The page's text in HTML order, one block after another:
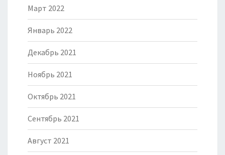
Март 2022
Январь 2022
Декабрь 2021
Ноябрь 2021
Октябрь 2021
Сентябрь 2021
Август 2021